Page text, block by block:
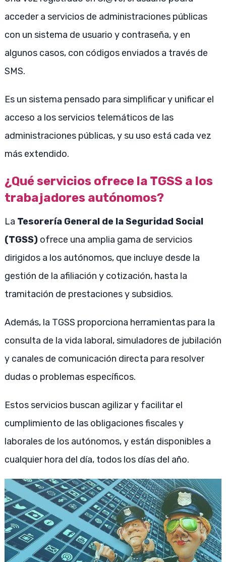
acceder a servicios de administraciones públicas
con un sistema de usuario y contraseña, y en
algunos casos, con códigos enviados a través de
SMS.
Es un sistema pensado para simplificar y unificar el
acceso a los servicios telemáticos de las
administraciones públicas, y su uso está cada vez
más extendido.
¿Qué servicios ofrece la TGSS a los
trabajadores autónomos?
La Tesorería General de la Seguridad Social
(TGSS)ofrece una amplia gama de servicios
dirigidos a los autónomos, que incluye desde la
gestión de la afiliación y cotización, hasta la
tramitación de prestaciones y subsidios.
Además, la TGSS proporciona herramientas para la
consulta de la vida laboral, simuladores de jubilación
y canales de comunicación directa para resolver
dudas o problemas específicos.
Estos servicios buscan agilizar y facilitar el
cumplimiento de las obligaciones fiscales y
laborales de los autónomos, y están disponibles a
cualquier hora del día, todos los días del año.